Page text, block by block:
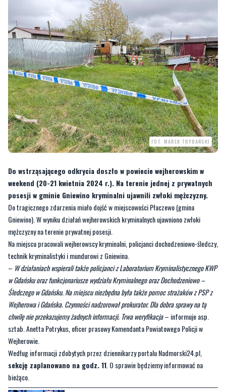
FOT. MAREK TRYBAŃSKI
Do wstrząsającego odkrycia doszło w powiecie wejherowskim w
weekend (20-21 kwietnia 2024 r.). Na terenie jednej z prywatnych
Do tragicznego zdarzenia miało dojść w miejscowości Płaczewo (gmina
Gniewino). W wyniku działań wejherowskich kryminalnych ujawniono zwłoki
mężczyzny na terenie prywatnej posesji.
Na miejscu pracowali wejherowscy kryminalni, policjanci dochodzeniowo-śledczy,
technik kryminalistyki i mundurowi z Gniewina.
–W działaniach wspierali także policjanci z Laboratorium Kryminalistycznego KWP
w Gdańsku oraz funkcjonariusze wydziału Kryminalnego oraz Dochodzeniowo –
Śledczego w Gdańsku. Na miejscu niezbędna była także pomoc strażaków z PSP z
Wejherowa i Gdańska. Czynności nadzorował prokurator. Dla dobra sprawy na tą
chwilę nie przekazujemy żadnych informacji. Trwa weryfikacja– informuje asp.
sztab. Anetta Potrykus, oficer prasowy Komendanta Powiatowego Policji w
Wejherowie.
Według informacji zdobytych przez dziennikarzy portalu Nadmorski24.pl,
sekcję zaplanowano na godz. 11. O sprawie będziemy informować na
bieżąco.
CZYTAJ TEŻ: Nie chcieli wpuszczać żebraków.